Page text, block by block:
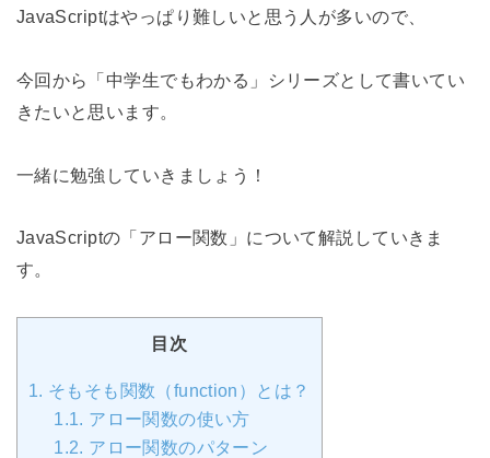
JavaScriptはやっぱり難しいと思う人が多いので、
今回から「中学生でもわかる」シリーズとして書いてい
きたいと思います。
一緒に勉強していきましょう！
JavaScriptの「アロー関数」について解説していきま
す。
目次
1. そもそも関数（function）とは？
1.1. アロー関数の使い方
1.2. アロー関数のパターン